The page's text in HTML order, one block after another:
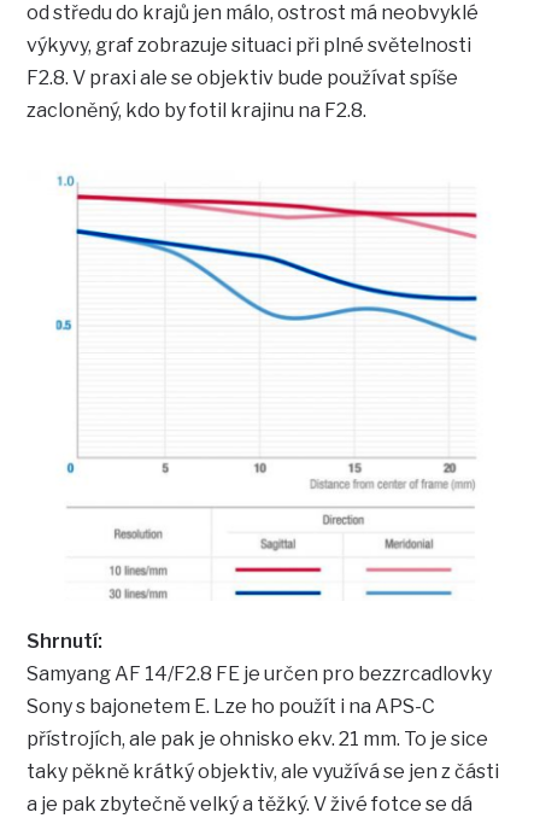
od středu do krajů jen málo, ostrost má neobvyklé
výkyvy, graf zobrazuje situaci při plné světelnosti
F2.8. V praxi ale se objektiv bude používat spíše
zacloněný, kdo by fotil krajinu na F2.8.
Shrnutí:
Samyang AF 14/F2.8 FE je určen pro bezzrcadlovky
Sony s bajonetem E. Lze ho použít i na APS-C
přístrojích, ale pak je ohnisko ekv. 21 mm. To je sice
taky pěkně krátký objektiv, ale využívá se jen z části
a je pak zbytečně velký a těžký. V živé fotce se dá